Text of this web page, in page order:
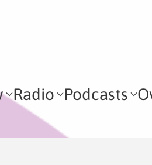
Radio Podcasts